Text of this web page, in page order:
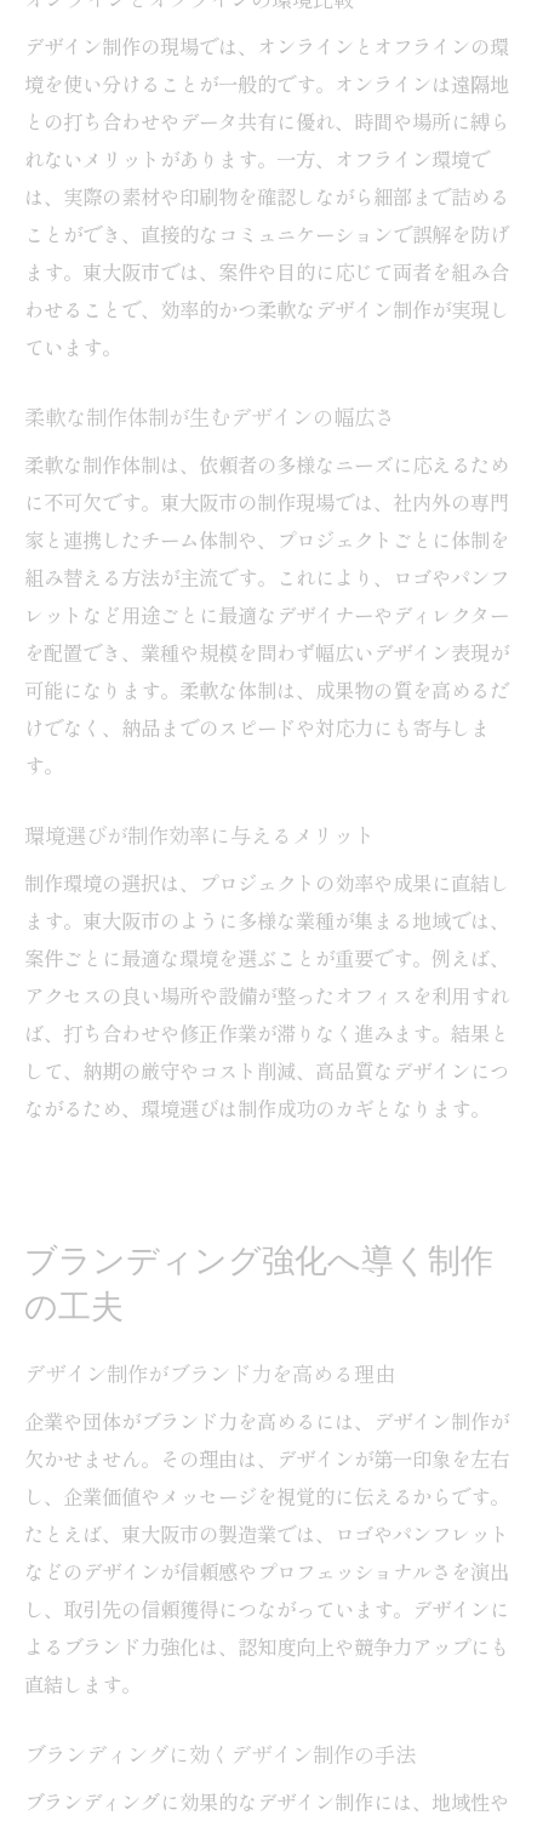
デザイン制作の現場では、オンラインとオフラインの環
境を使い分けることが一般的です。オンラインは遠隔地
との打ち合わせやデータ共有に優れ、時間や場所に縛ら
れないメリットがあります。一方、オフライン環境で
は、実際の素材や印刷物を確認しながら細部まで詰める
ことができ、直接的なコミュニケーションで誤解を防げ
ます。東大阪市では、案件や目的に応じて両者を組み合
わせることで、効率的かつ柔軟なデザイン制作が実現し
ています。
柔軟な制作体制が生むデザインの幅広さ
柔軟な制作体制は、依頼者の多様なニーズに応えるため
に不可欠です。東大阪市の制作現場では、社内外の専門
家と連携したチーム体制や、プロジェクトごとに体制を
組み替える方法が主流です。これにより、ロゴやパンフ
レットなど用途ごとに最適なデザイナーやディレクター
を配置でき、業種や規模を問わず幅広いデザイン表現が
可能になります。柔軟な体制は、成果物の質を高めるだ
けでなく、納品までのスピードや対応力にも寄与しま
す。
環境選びが制作効率に与えるメリット
制作環境の選択は、プロジェクトの効率や成果に直結し
ます。東大阪市のように多様な業種が集まる地域では、
案件ごとに最適な環境を選ぶことが重要です。例えば、
アクセスの良い場所や設備が整ったオフィスを利用すれ
ば、打ち合わせや修正作業が滞りなく進みます。結果と
して、納期の厳守やコスト削減、高品質なデザインにつ
ながるため、環境選びは制作成功のカギとなります。
ブランディング強化へ導く制作
の工夫
デザイン制作がブランド力を高める理由
企業や団体がブランド力を高めるには、デザイン制作が
欠かせません。その理由は、デザインが第一印象を左右
し、企業価値やメッセージを視覚的に伝えるからです。
たとえば、東大阪市の製造業では、ロゴやパンフレット
などのデザインが信頼感やプロフェッショナルさを演出
し、取引先の信頼獲得につながっています。デザインに
よるブランド力強化は、認知度向上や競争力アップにも
直結します。
ブランディングに効くデザイン制作の手法
ブランディングに効果的なデザイン制作には、地域性や